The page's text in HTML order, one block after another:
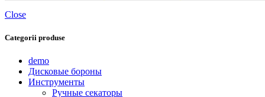
Close
Categorii produse
demo
Дисковые бороны
Инструменты
Ручные секаторы